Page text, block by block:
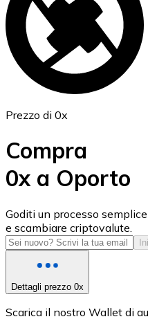
Ethereum
ETH
USD Coin
USDC
Prezzo di 0x
Compra
0x a Oporto
Goditi un processo
e scambiare criptovalute.
Dettagli prezzo 0x
Scarica il nostro Wallet di